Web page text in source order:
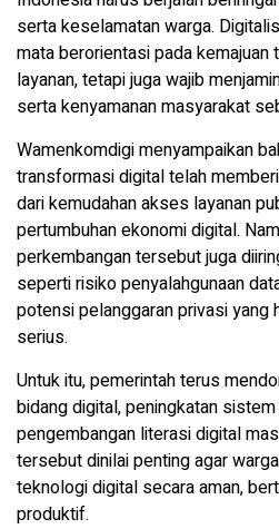
serta keselamatan warga.
mata berorientasi pada
layanan, tetapi juga wajib
serta kenyamanan masyarakat
Wamenkomdigi menyampaikan
transformasi digital telah
dari kemudahan akses layanan
pertumbuhan ekonomi digital.
perkembangan tersebut juga
seperti risiko penyalahgunaan
potensi pelanggaran privasi yang
serius.
Untuk itu, pemerintah terus
bidang digital, peningkatan
pengembangan literasi digital
tersebut dinilai penting agar
teknologi digital secara aman,
produktif.